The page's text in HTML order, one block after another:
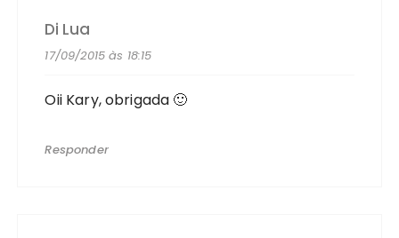
Di Lua
17/09/2015 às 18:15
Oii Kary, obrigada 🙂
Responder